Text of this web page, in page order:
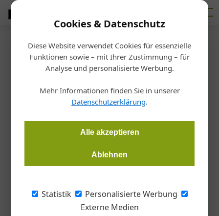
Cookies & Datenschutz
Diese Website verwendet Cookies für essenzielle
Funktionen sowie – mit Ihrer Zustimmung – für
Analyse und personalisierte Werbung.
Mehr Informationen finden Sie in unserer
Datenschutzerklärung.
Alle akzeptieren
Ablehnen
Statistik
Personalisierte Werbung
Externe Medien
Artikel von Wolfgang
Hubner
27. August 2025
Einfluss von Photovoltaikanlagen auf
Flachdachabdichtungen
15. Februar 2023
Künstliche Intelligenz in der Gebäudehülle
Anschlüsse an bodentiefe Fenster und Türen
und Türen" räumt mit Unklarheiten in der Planung und Ausführung auf.